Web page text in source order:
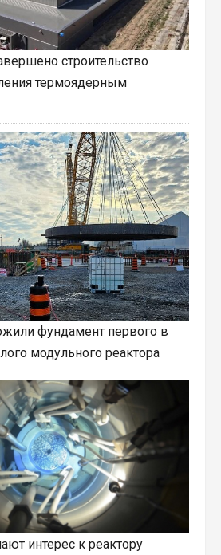
строительство
термоядерным
фундамент первого в
модульного реактора
интерес к реактору